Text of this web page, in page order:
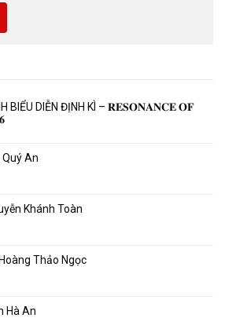
BIỂU DIỄN ĐỊNH KÌ – 𝐑𝐄𝐒𝐎𝐍𝐀𝐍𝐂𝐄 𝐎𝐅
An
Khánh Toàn
Thảo Ngọc
Hà An